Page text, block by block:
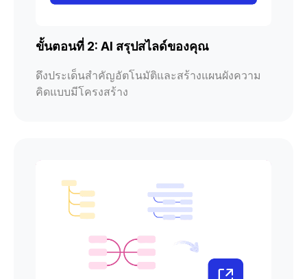
ขั้นตอนที่ 2: AI สรุปสไลด์ของคุณ
ดึงประเด็นสำคัญอัตโนมัติและสร้างแผนผังความ
คิดแบบมีโครงสร้าง